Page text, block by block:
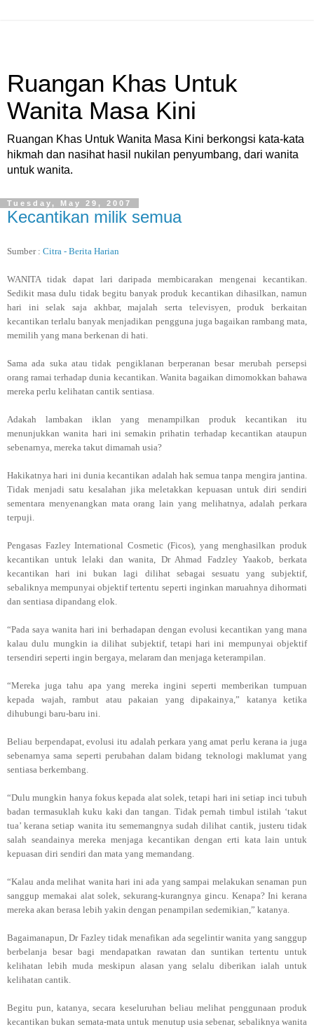
Ruangan Khas Untuk
Wanita Masa Kini
Ruangan Khas Untuk Wanita Masa Kini berkongsi kata-kata
hikmah dan nasihat hasil nukilan penyumbang, dari wanita
untuk wanita.
Tuesday, May 29, 2007
Kecantikan milik semua
Sumber : Citra - Berita Harian
WANITA tidak dapat lari daripada membicarakan mengenai kecantikan.
Sedikit masa dulu tidak begitu banyak produk kecantikan dihasilkan, namun
hari ini selak saja akhbar, majalah serta televisyen, produk berkaitan
kecantikan terlalu banyak menjadikan pengguna juga bagaikan rambang mata,
memilih yang mana berkenan di hati.
Sama ada suka atau tidak pengiklanan berperanan besar merubah persepsi
orang ramai terhadap dunia kecantikan. Wanita bagaikan dimomokkan bahawa
mereka perlu kelihatan cantik sentiasa.
Adakah lambakan iklan yang menampilkan produk kecantikan itu
menunjukkan wanita hari ini semakin prihatin terhadap kecantikan ataupun
sebenarnya, mereka takut dimamah usia?
Hakikatnya hari ini dunia kecantikan adalah hak semua tanpa mengira jantina.
Tidak menjadi satu kesalahan jika meletakkan kepuasan untuk diri sendiri
sementara menyenangkan mata orang lain yang melihatnya, adalah perkara
terpuji.
Pengasas Fazley International Cosmetic (Ficos), yang menghasilkan produk
kecantikan untuk lelaki dan wanita, Dr Ahmad Fadzley Yaakob, berkata
kecantikan hari ini bukan lagi dilihat sebagai sesuatu yang subjektif,
sebaliknya mempunyai objektif tertentu seperti inginkan maruahnya dihormati
dan sentiasa dipandang elok.
“Pada saya wanita hari ini berhadapan dengan evolusi kecantikan yang mana
kalau dulu mungkin ia dilihat subjektif, tetapi hari ini mempunyai objektif
tersendiri seperti ingin bergaya, melaram dan menjaga keterampilan.
“Mereka juga tahu apa yang mereka ingini seperti memberikan tumpuan
kepada wajah, rambut atau pakaian yang dipakainya,” katanya ketika
dihubungi baru-baru ini.
Beliau berpendapat, evolusi itu adalah perkara yang amat perlu kerana ia juga
sebenarnya sama seperti perubahan dalam bidang teknologi maklumat yang
sentiasa berkembang.
“Dulu mungkin hanya fokus kepada alat solek, tetapi hari ini setiap inci tubuh
badan termasuklah kuku kaki dan tangan. Tidak pernah timbul istilah ‘takut
tua’ kerana setiap wanita itu sememangnya sudah dilihat cantik, justeru tidak
salah seandainya mereka menjaga kecantikan dengan erti kata lain untuk
kepuasan diri sendiri dan mata yang memandang.
“Kalau anda melihat wanita hari ini ada yang sampai melakukan senaman pun
sanggup memakai alat solek, sekurang-kurangnya gincu. Kenapa? Ini kerana
mereka akan berasa lebih yakin dengan penampilan sedemikian,” katanya.
Bagaimanapun, Dr Fazley tidak menafikan ada segelintir wanita yang sanggup
berbelanja besar bagi mendapatkan rawatan dan suntikan tertentu untuk
kelihatan lebih muda meskipun alasan yang selalu diberikan ialah untuk
kelihatan cantik.
Begitu pun, katanya, secara keseluruhan beliau melihat penggunaan produk
kecantikan bukan semata-mata untuk menutup usia sebenar, sebaliknya wanita